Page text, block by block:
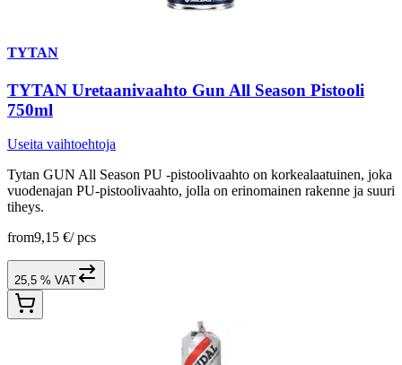
TYTAN
TYTAN Uretaanivaahto Gun All Season Pistooli
750ml
Useita vaihtoehtoja
Tytan GUN All Season PU -pistoolivaahto on korkealaatuinen, joka
vuodenajan PU-pistoolivaahto, jolla on erinomainen rakenne ja suuri
tiheys.
from9,15 €/ pcs
25,5 % VAT